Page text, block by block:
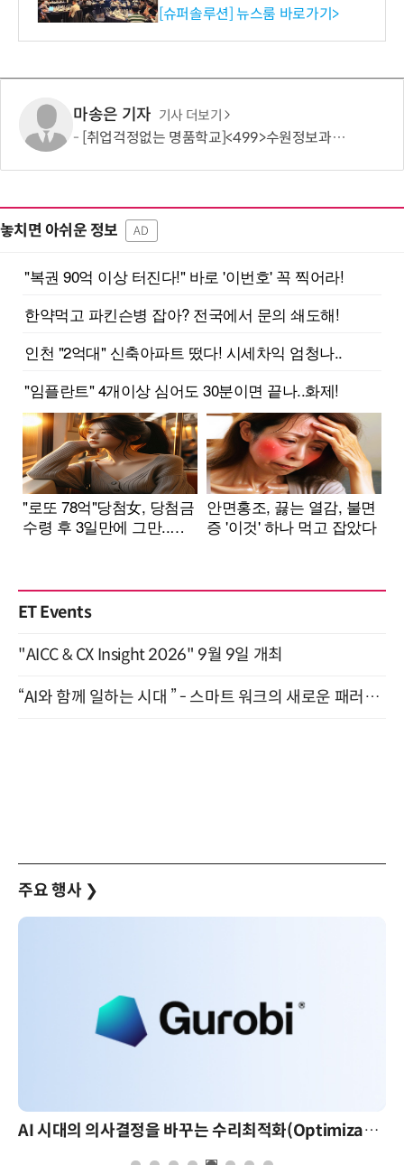
리 성료
[슈퍼솔루션] 뉴스룸 바로가기>
마송은 기자 기사 더보기
[취업걱정없는 명품학교]<499>수원정보과학고등학교
놓치면 아쉬운 정보 AD
ET Events
"AICC & CX Insight 2026" 9월 9일 개최
“AI와 함께 일하는 시대 ” - 스마트 워크의 새로운 패러다임 (9/11)
주요 행사 ❯
AI 시대의 의사결정을 바꾸는 수리최적화(Optimization): 실제 산업 적용 사례와 활용 전략